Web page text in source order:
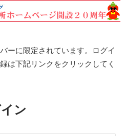
ーに限定されています。ログイ
は下記リンクをクリックしてく
ン